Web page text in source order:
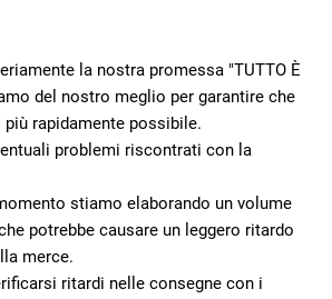
la nostra promessa "TUTTO È
del nostro meglio per garantire che
rapidamente possibile.
problemi riscontrati con la
stiamo elaborando un volume
potrebbe causare un leggero ritardo
merce.
ritardi nelle consegne con i